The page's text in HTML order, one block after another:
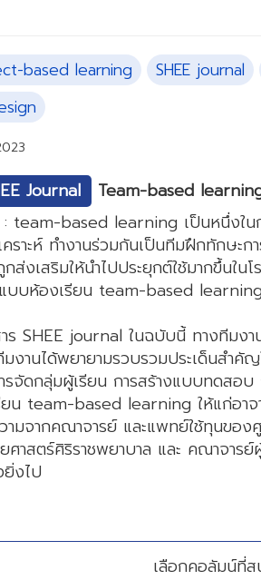
based learning SHEE journal
Journal
Team-based
team-based learning เป็นหนึ่งใน
ราะห์ ทำงานร่วมกันเป็นทีมฝึกทักษะ
ส่งเสริมให้นำไปประยุกต์ใช้มากขึ้นใน
บบห้องเรียน team-based learning
าร SHEE journal ในฉบับนี้ ทางทีม
มงานได้พยายามรวบรวมประเด็นสำ
รจัดกลุ่มผู้เรียน การสร้างแบบทดสอ
น team-based learning ให้แก่อาจ
ามจากคณาจารย์ และแพทย์ใช้ทุนของ
ศาสตร์ศิริราชพยาบาล และ คณาจาร
งไป
เลือกคอลัมน์ที่ส